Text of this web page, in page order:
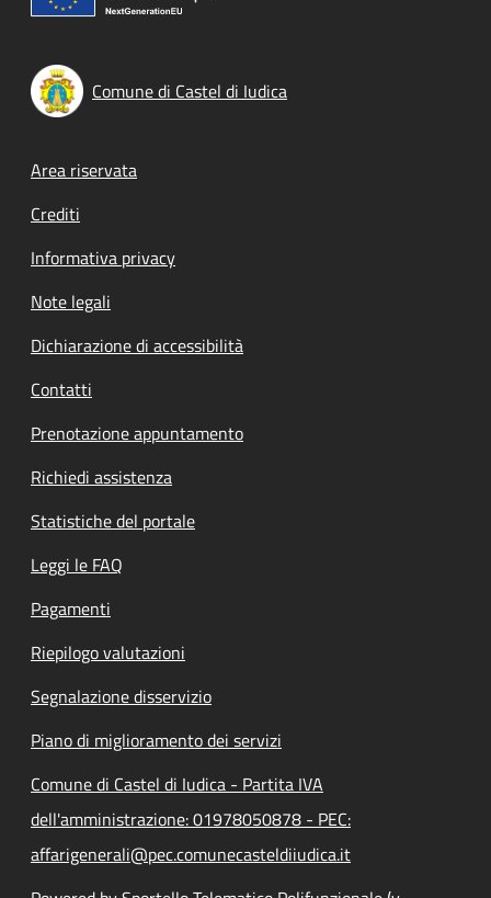
Comune di Castel di Iudica
Footer menu
Area riservata
Crediti
Informativa privacy
Note legali
Dichiarazione di accessibilità
Contatti
Prenotazione appuntamento
Richiedi assistenza
Statistiche del portale
Leggi le FAQ
Pagamenti
Riepilogo valutazioni
Segnalazione disservizio
Piano di miglioramento dei servizi
Comune di Castel di Iudica - Partita IVA
dell'amministrazione: 01978050878 - PEC:
affarigenerali@pec.comunecasteldiiudica.it